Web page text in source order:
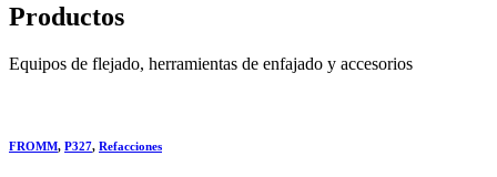
Productos
Equipos de flejado, herramientas de enfajado y accesorios
FROMM, P327, Refacciones